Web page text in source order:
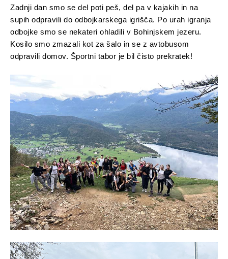
Zadnji dan smo se del poti peš, del pa v kajakih in na
supih odpravili do odbojkarskega igrišča. Po urah igranja
odbojke smo se nekateri ohladili v Bohinjskem jezeru.
Kosilo smo zmazali kot za šalo in se z avtobusom
odpravili domov. Športni tabor je bil čisto prekratek!